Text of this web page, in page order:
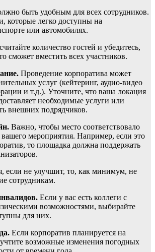
быть удобным для всех сотрудников.
которые легко доступны на
или автомобилях.
количество гостей и убедитесь,
сможет вместить всех участников.
Проведение корпоратива может
услуг (кейтеринг, аудио-видео
и т.д.). Уточните, что ваша локация
необходимые услуги или
внешних подрядчиков.
Важно, чтобы место соответствовало
мероприятия. Например, если это
то площадка должна поддержать
если не улучшит, то, как минимум, не
сотрудникам.
Если у вас есть коллеги с
возможностями, выбирайте
для них.
Если корпоратив планируется на
возможные изменения погодных